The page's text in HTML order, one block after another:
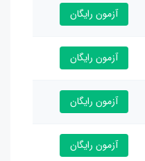
آزمون رایگان
آزمون رایگان
آزمون رایگان
آزمون رایگان